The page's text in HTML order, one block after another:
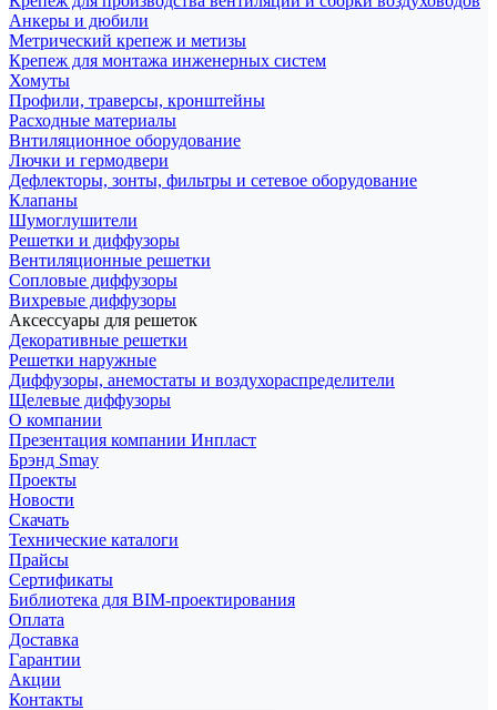
Анкеры и дюбили
Метрический крепеж и метизы
Крепеж для монтажа инженерных систем
Хомуты
Профили, траверсы, кронштейны
Расходные материалы
Внтиляционное оборудование
Лючки и гермодвери
Дефлекторы, зонты, фильтры и сетевое оборудование
Клапаны
Шумоглушители
Решетки и диффузоры
Вентиляционные решетки
Сопловые диффузоры
Вихревые диффузоры
Аксессуары для решеток
Декоративные решетки
Решетки наружные
Диффузоры, анемостаты и воздухораспределители
Щелевые диффузоры
О компании
Презентация компании Инпласт
Брэнд Smay
Проекты
Новости
Скачать
Технические каталоги
Прайсы
Сертификаты
Библиотека для BIM-проектирования
Оплата
Доставка
Гарантии
Акции
Контакты